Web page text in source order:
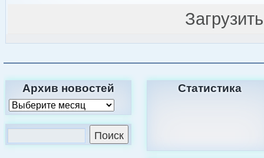
Архив новостей Статистика